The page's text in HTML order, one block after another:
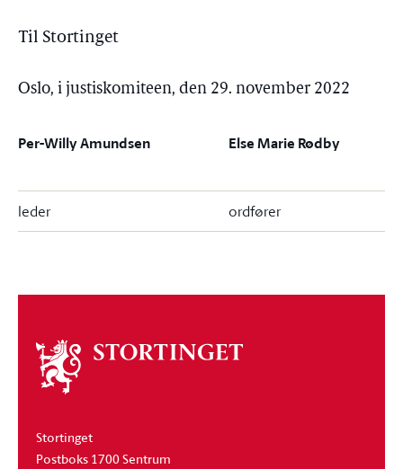
Til Stortinget
Oslo, i justiskomiteen, den 29. november 2022
Per-Willy Amundsen Else Marie Rødby
leder ordfører
Om
stortinget
Stortinget
Postboks 1700 Sentrum